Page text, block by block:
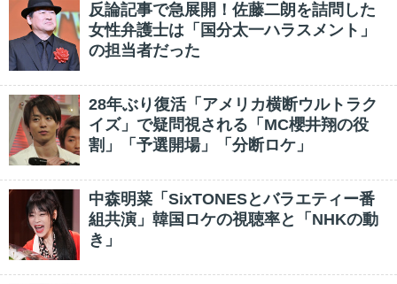
反論記事で急展開！佐藤二朗を詰問した
女性弁護士は「国分太一ハラスメント」
の担当者だった
28年ぶり復活「アメリカ横断ウルトラク
イズ」で疑問視される「MC櫻井翔の役
割」「予選開場」「分断ロケ」
中森明菜「SixTONESとバラエティー番
組共演」韓国ロケの視聴率と「NHKの動
き」